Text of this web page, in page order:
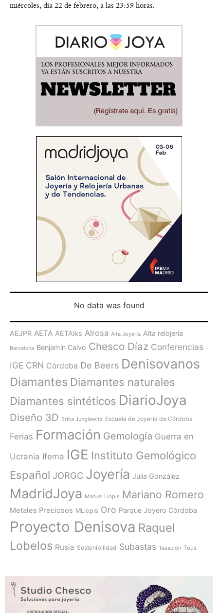
miércoles, día 22 de febrero, a las 23:59 horas.
No data was found
AEJPR AETA AETAlks Alrosa Alta Joyería Alta relojería
Barcelona Benjamín Calvo Chesco Díaz Conferencias
IGE CRN Córdoba De Beers Denisovanos
Diamantes Diamantes naturales
Diamantes sintéticos DiarioJoya
Diseño 3D Erika Junglewitz Escuela de Joyería de Córdoba
Ferias Formación Gemología Guerra en
Ucrania Ifema IGE Instituto Gemológico
Español JORGC Joyería Julia González
MadridJoya Manuel Llopis Mariano Romero
Metales Preciosos MLlopis Oro Parque Joyero Córdoba
Proyecto Denisova Raquel
Lobelos Rusia Sostenibilidad Subastas Tasación Tous